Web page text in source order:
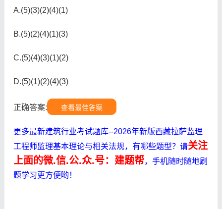
A.(5)(3)(2)(4)(1)
B.(5)(2)(4)(1)(3)
C.(5)(4)(3)(1)(2)
D.(5)(1)(2)(4)(3)
正确答案: 查看最佳答案
更多最新建筑行业考试题库--2026年新版西藏拉萨监理
工程师监理基本理论与相关法规，有哪些题型？请关注
上面的微.信.公.众.号：建题帮，手机随时随地刷
题学习更方便哟！